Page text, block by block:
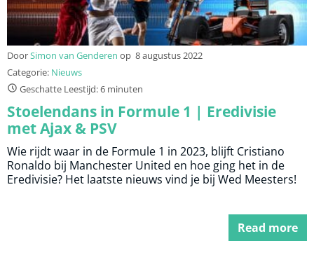
DoorSimon van Genderen op 8 augustus 2022
Categorie: Nieuws
Geschatte Leestijd: 6 minuten
Stoelendans in Formule 1 | Eredivisie
met Ajax & PSV
Wie rijdt waar in de Formule 1 in 2023, blijft Cristiano
Ronaldo bij Manchester United en hoe ging het in de
Eredivisie? Het laatste nieuws vind je bij Wed Meesters!
Read more